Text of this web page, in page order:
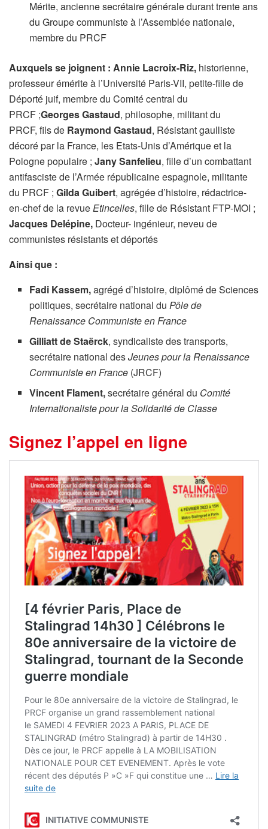
Mérite, ancienne secrétaire générale durant trente ans
du Groupe communiste à l’Assemblée nationale,
membre du PRCF
Auxquels se joignent : Annie Lacroix-Riz, historienne,
professeur émérite à l’Université Paris-VII, petite-fille de
Déporté juif, membre du Comité central du
PRCF ;Georges Gastaud, philosophe, militant du
PRCF, fils de Raymond Gastaud, Résistant gaulliste
décoré par la France, les Etats-Unis d’Amérique et la
Pologne populaire ; Jany Sanfelieu, fille d’un combattant
antifasciste de l’Armée républicaine espagnole, militante
du PRCF ; Gilda Guibert, agrégée d’histoire, rédactrice-
en-chef de la revueEtincelles, fille de Résistant FTP-MOI ;
Jacques Delépine, Docteur- ingénieur, neveu de
communistes résistants et déportés
Ainsi que :
Fadi Kassem,agrégé d’histoire, diplômé de Sciences
politiques, secrétaire national duPôle de
Renaissance Communiste en France
Gilliatt de Staërck, syndicaliste des transports,
secrétaire national desJeunes pour la Renaissance
Communiste en France (JRCF)
Vincent Flament,secrétaire général du Comité
Internationaliste pour la Solidarité de Classe
Signez l’appel en ligne